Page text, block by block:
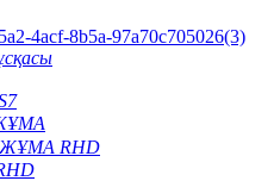
ЖҰМА RHD